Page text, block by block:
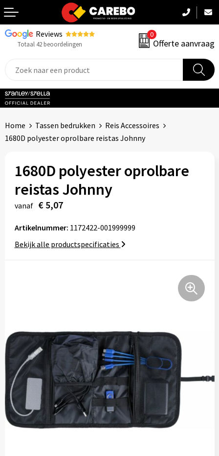
Reviews
Totaal 42 beoordelingen
0
Offerte aanvraag
Terug
Sportkleding
Handdoeken & Dekens
Kinderkleding
Tassen
Home Tassen bedrukken
Reis Accessoires
1680D polyester oprolbare reistas Johnny
1680D polyester oprolbare
reistas Johnny
vanaf € 5,07
Artikelnummer: 1172422-001999999
Bekijk alle productspecificaties